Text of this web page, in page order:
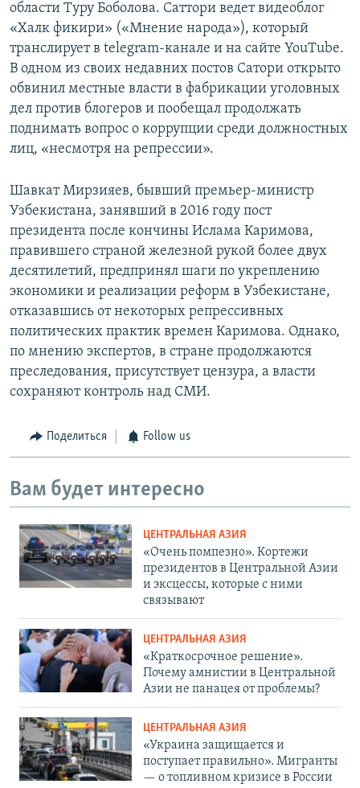
области Туру Боболова. Саттори ведет видеоблог
«Халк фикири» («Мнение народа»), который
транслирует в telegram-канале и на сайте YouTube.
В одном из своих недавних постов Сатори открыто
обвинил местные власти в фабрикации уголовных
дел против блогеров и пообещал продолжать
поднимать вопрос о коррупции среди должностных
лиц, «несмотря на репрессии».
Шавкат Мирзияев, бывший премьер-министр
Узбекистана, занявший в 2016 году пост
президента после кончины Ислама Каримова,
правившего страной железной рукой более двух
десятилетий, предпринял шаги по укреплению
экономики и реализации реформ в Узбекистане,
отказавшись от некоторых репрессивных
политических практик времен Каримова. Однако,
по мнению экспертов, в стране продолжаются
преследования, присутствует цензура, а власти
сохраняют контроль над СМИ.
Поделиться Follow us
Вам будет интересно
ЦЕНТРАЛЬНАЯ АЗИЯ
«Очень помпезно». Кортежи
президентов в Центральной Азии
и эксцессы, которые с ними
связывают
ЦЕНТРАЛЬНАЯ АЗИЯ
«Краткосрочное решение».
Почему амнистии в Центральной
Азии не панацея от проблемы?
ЦЕНТРАЛЬНАЯ АЗИЯ
«Украина защищается и
поступает правильно». Мигранты
— о топливном кризисе в России